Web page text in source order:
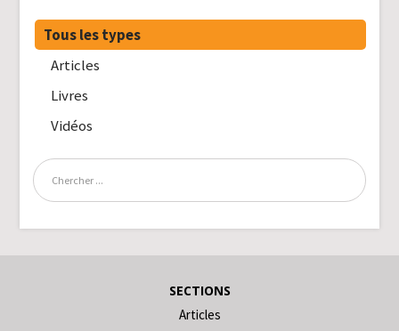
Tous les types
Articles
Livres
Vidéos
SECTIONS
Articles